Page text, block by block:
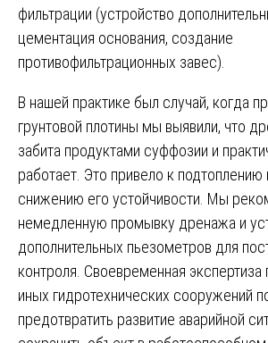
фильтрации (устройство
цементация основания, создание
противофильтрационных завес).
В нашей практике был случай, когда
грунтовой плотины мы выявили, что
забита продуктами суффозии и
работает. Это привело к подтоплению
снижению его устойчивости. Мы
немедленную промывку дренажа и
дополнительных пьезометров для
контроля. Своевременная экспертиза
иных гидротехнических сооружений
предотвратить развитие аварийной